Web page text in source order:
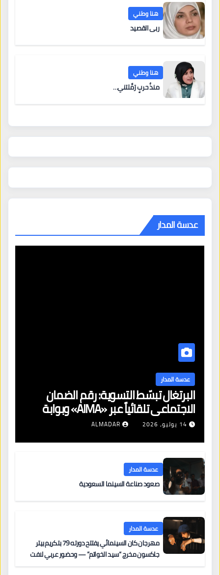
هنا وطني
ربى القصيد
هنا وطني
منذُ حربٍ رَمَّلتني…
عدسة المدار
عدسة المدار
البرتغال تبسّط التسوية: رقم الضمان
الاجتماعي تلقائياً عبر «AIMA» وبوابة
جديدة لتجديد الإقامات
14 يوليو، 2026 ALMADAR
عدسة المدار
صعود صناعة السينما السعودية
عدسة المدار
مهرجان كان السينمائي يفتتح دورته 79 بتكريم بيتر
جاكسون مخرج “سيد الخواتم” — وحضور عربي لافت